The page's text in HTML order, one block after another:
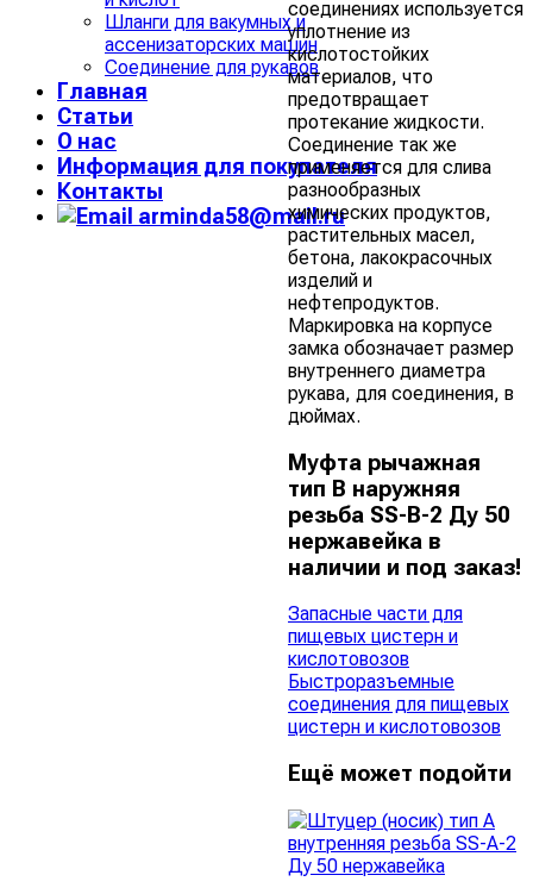
Шланги для вакумных и
ассенизаторских машин
Соединение для рукавов
Главная
Статьи
О нас
Информация для покупателя
Контакты
arminda58@mail.ru
соединениях используется
уплотнение из
кислотостойких
материалов, что
предотвращает
протекание жидкости.
Соединение так же
применяется для слива
разнообразных
химических продуктов,
растительных масел,
бетона, лакокрасочных
изделий и
нефтепродуктов.
Маркировка на корпусе
замка обозначает размер
внутреннего диаметра
рукава, для соединения, в
дюймах.
Муфта рычажная
тип В наружняя
резьба SS-В-2 Ду 50
нержавейка в
наличии и под заказ!
Запасные части для
пищевых цистерн и
кислотовозов
Быстроразъемные
соединения для пищевых
цистерн и кислотовозов
Ещё может подойти